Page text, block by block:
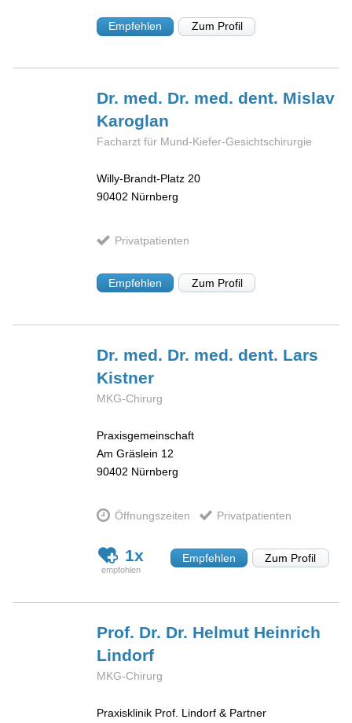
Empfehlen Zum Profil
Dr. med. Dr. med. dent. Mislav
Karoglan
Facharzt für Mund-Kiefer-Gesichtschirurgie
Willy-Brandt-Platz 20
90402 Nürnberg
Privatpatienten
Empfehlen Zum Profil
Dr. med. Dr. med. dent. Lars
Kistner
MKG-Chirurg
Praxisgemeinschaft
Am Gräslein 12
90402 Nürnberg
Öffnungszeiten Privatpatienten
1x Empfehlen Zum Profil
Prof. Dr. Dr. Helmut Heinrich
Lindorf
MKG-Chirurg
Praxisklinik Prof. Lindorf & Partner